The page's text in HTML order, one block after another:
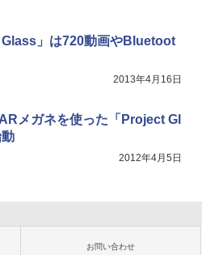
Glass」は720動画やBluetoot
2013年4月16日
メガネを使った「Project Gl
2012年4月5日
お問い合わせ